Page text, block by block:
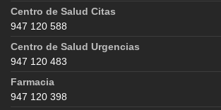
Centro de Salud Citas
947 120 588
Centro de Salud Urgencias
947 120 483
Farmacia
947 120 398